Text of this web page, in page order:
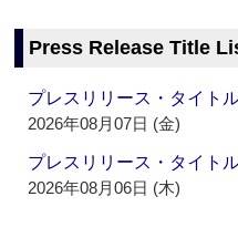
Press Release Title
プレスリリース・タイト
2026年08月07日 (金)
プレスリリース・タイト
2026年08月06日 (木)